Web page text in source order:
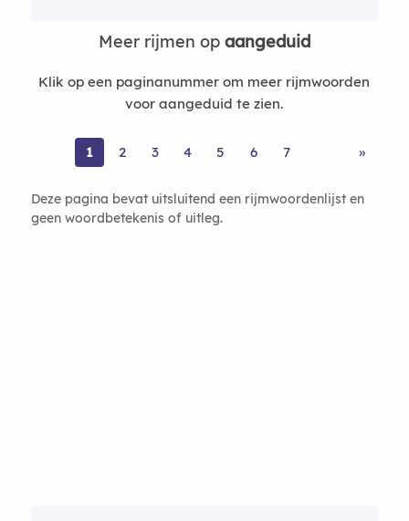
Meer rijmen op aangeduid
Klik op een paginanummer om meer rijmwoorden
voor aangeduid te zien.
1 2 3 4 5 6 7 »
Deze pagina bevat uitsluitend een rijmwoordenlijst en
geen woordbetekenis of uitleg.